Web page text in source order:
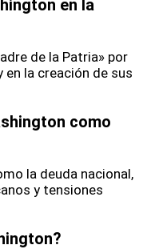
en la
de la Patria» por
en la creación de sus
como
la deuda nacional,
y tensiones